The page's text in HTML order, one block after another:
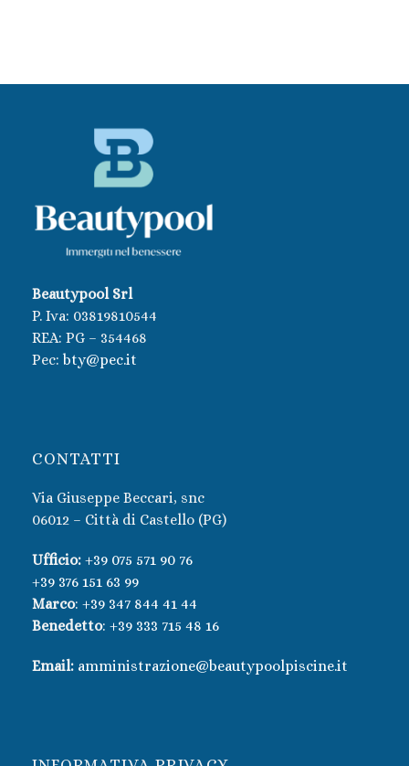
Beautypool Srl
P. Iva: 03819810544
REA: PG – 354468
Pec: bty@pec.it
CONTATTI
Via Giuseppe Beccari, snc
06012 – Città di Castello (PG)
Ufficio: +39 075 571 90 76
+39 376 151 63 99
Marco: +39 347 844 41 44
Benedetto: +39 333 715 48 16
Email: amministrazione@beautypoolpiscine.it